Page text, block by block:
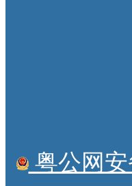
粤公网安